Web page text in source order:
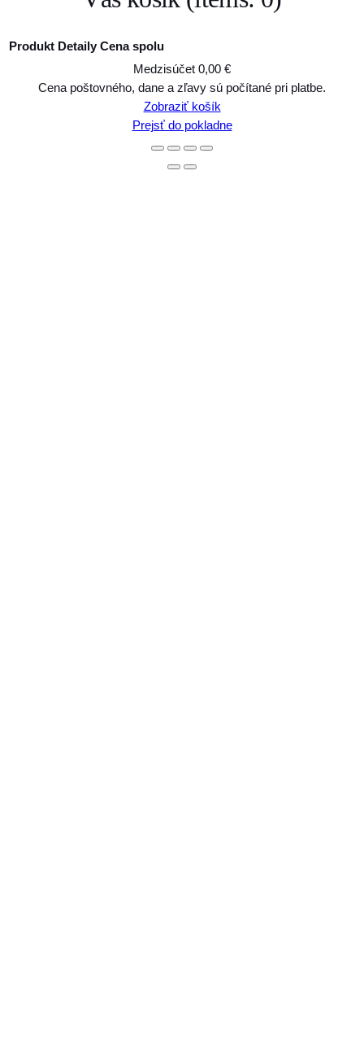
Produkty
Produkt Detaily Cena spolu
Medzisúčet 0,00 €
Cena poštovného, dane a zľavy sú počítané pri platbe.
Zobraziť košík
Prejsť do pokladne